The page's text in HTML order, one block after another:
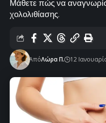
Μάθετε πώς να
χολολιθίασης.
ΑπόΛώρα Π. 12